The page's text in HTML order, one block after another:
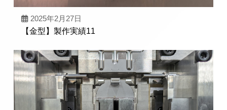
2025年2月27日
【金型】製作実績11